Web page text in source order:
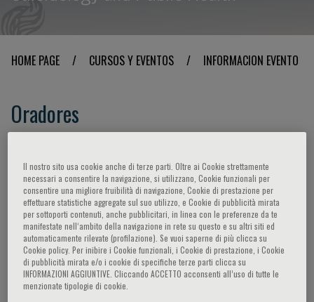
HOME PAGE / CURSOS Y EVENTOS / INFORMACION EVENTO
Oradores
Alessandro,Fiorillo Andrea,Dell’Osso
Bernardo,Carpiniello Bernardo,De Leo Diego,
Aguglia Eugenio,Serafini Gianluca,Martinotti
Giovanni,Carrà Giuseppe,Dell’Osso Liliana,
Innamorati Marco,Amore Mario,Di
Giannantonio Massimo,Tambelli Renata,
Ferracuti Stefano,Albert Umberto,Rihmer
- -, Müller-Oerlinghausen Bruno,
Il nostro sito usa cookie anche di terze parti. Oltre ai Cookie strettamente
necessari a consentire la navigazione, si utilizzano, Cookie funzionali per
consentire una migliore fruibilità di navigazione, Cookie di prestazione per
effettuare statistiche aggregate sul suo utilizzo, e Cookie di pubblicità mirata
per sottoporti contenuti, anche pubblicitari, in linea con le preferenze da te
manifestate nell‘ambito della navigazione in rete su questo e su altri siti ed
automaticamente rilevate (profilazione). Se vuoi saperne di più clicca su
Cookie policy. Per inibire i Cookie funzionali, i Cookie di prestazione, i Cookie
di pubblicità mirata e/o i cookie di specifiche terze parti clicca su
INFORMAZIONI AGGIUNTIVE. Cliccando ACCETTO acconsenti all’uso di tutte le
menzionate tipologie di cookie.